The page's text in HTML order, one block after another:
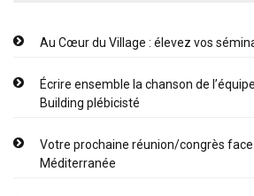
Au Cœur du Village : élevez vos
Écrire ensemble la chanson de
Building plébicisté
Votre prochaine réunion/congrès
Méditerranée